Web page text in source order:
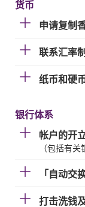
货币
申请复制
联系汇率
纸币和硬
银行体系
帐户的开
（包括有
「自动交
打击洗钱